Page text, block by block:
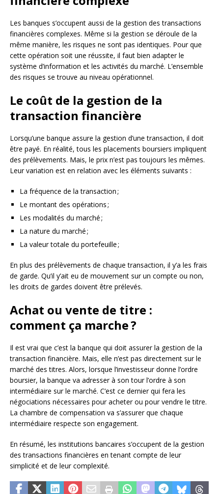
Les banques s’occupent aussi de la gestion des transactions
financières complexes. Même si la gestion se déroule de la
même manière, les risques ne sont pas identiques. Pour que
cette opération soit une réussite, il faut bien adapter le
système d’information et les activités du marché. L’ensemble
des risques se trouve au niveau opérationnel.
Le coût de la gestion de la
transaction financière
Lorsqu’une banque assure la gestion d’une transaction, il doit
être payé. En réalité, tous les placements boursiers impliquent
des prélèvements. Mais, le prix n’est pas toujours les mêmes.
Leur variation est en relation avec les éléments suivants :
La fréquence de la transaction ;
Le montant des opérations ;
Les modalités du marché ;
La nature du marché ;
La valeur totale du portefeuille ;
En plus des prélèvements de chaque transaction, il y’a les frais
de garde. Qu’il y’ait eu de mouvement sur un compte ou non,
les droits de gardes doivent être prélevés.
Achat ou vente de titre :
comment ça marche ?
Il est vrai que c’est la banque qui doit assurer la gestion de la
transaction financière. Mais, elle n’est pas directement sur le
marché des titres. Alors, lorsque l’investisseur donne l’ordre
boursier, la banque va adresser à son tour l’ordre à son
intermédiaire sur le marché. C’est ce dernier qui fera les
négociations nécessaires pour acheter ou pour vendre le titre.
La chambre de compensation va s’assurer que chaque
intermédiaire respecte son engagement.
En résumé, les institutions bancaires s’occupent de la gestion
des transactions financières en tenant compte de leur
simplicité et de leur complexité.